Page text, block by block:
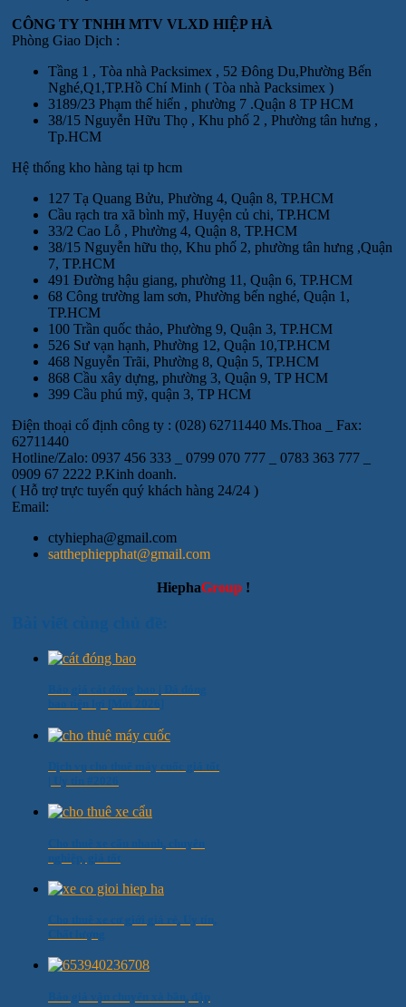
CÔNG TY TNHH MTV VLXD HIỆP HÀ
Phòng Giao Dịch :
Tầng 1 , Tòa nhà Packsimex , 52 Đông Du,Phường Bến
Nghé,Q1,TP.Hồ Chí Minh ( Tòa nhà Packsimex )
3189/23 Phạm thế hiển , phường 7 .Quận 8 TP HCM
38/15 Nguyễn Hữu Thọ , Khu phố 2 , Phường tân hưng ,
Tp.HCM
Hệ thống kho hàng tại tp hcm
127 Tạ Quang Bửu, Phường 4, Quận 8, TP.HCM
Cầu rạch tra xã bình mỹ, Huyện củ chi, TP.HCM
33/2 Cao Lỗ , Phường 4, Quận 8, TP.HCM
38/15 Nguyễn hữu thọ, Khu phố 2, phường tân hưng ,Quận
7, TP.HCM
491 Đường hậu giang, phường 11, Quận 6, TP.HCM
68 Công trường lam sơn, Phường bến nghé, Quận 1,
TP.HCM
100 Trần quốc thảo, Phường 9, Quận 3, TP.HCM
526 Sư vạn hạnh, Phường 12, Quận 10,TP.HCM
468 Nguyễn Trãi, Phường 8, Quận 5, TP.HCM
868 Cầu xây dựng, phường 3, Quận 9, TP HCM
399 Cầu phú mỹ, quận 3, TP HCM
Điện thoại cố định công ty : (028) 62711440 Ms.Thoa _ Fax:
62711440
Hotline/Zalo: 0937 456 333 _ 0799 070 777 _ 0783 363 777 _
0909 67 2222 P.Kinh doanh.
( Hỗ trợ trực tuyến quý khách hàng 24/24 )
Email:
ctyhiepha@gmail.com
satthephiepphat@gmail.com
HiephaGroup!